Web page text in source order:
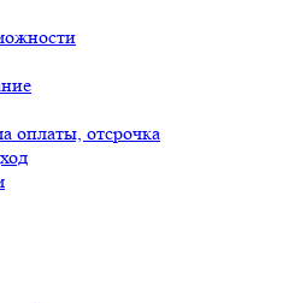
оплаты, отсрочка